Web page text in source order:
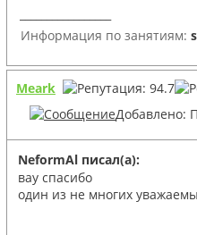
Информация по занятиям:
Meark
Добавлено:
NeformAl писал(а):
вау спасибо
один из не многих